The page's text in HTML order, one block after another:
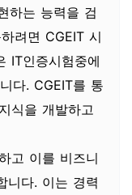
하는 능력을 검
려면 CGEIT 시
IT인증시험중에
다. CGEIT를 통
식을 개발하고
고 이를 비즈니
니다. 이는 경력